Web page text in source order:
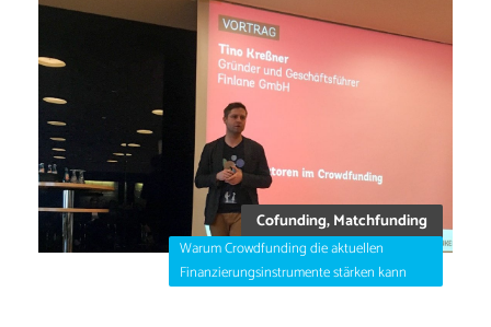
Cofunding, Matchfunding
Warum Crowdfunding die aktuellen
Finanzierungsinstrumente stärken kann